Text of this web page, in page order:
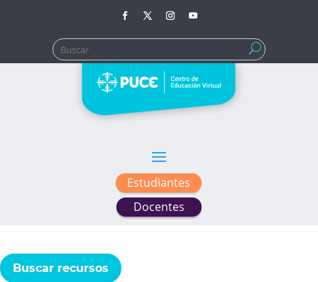
Buscar:
Estudiantes
Docentes
Buscar recursos